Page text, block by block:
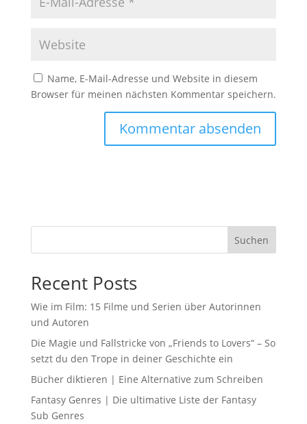
Name, E-Mail-Adresse und Website in diesem
Browser für meinen nächsten Kommentar speichern.
Suchen
Recent Posts
Wie im Film: 15 Filme und Serien über Autorinnen
und Autoren
Die Magie und Fallstricke von „Friends to Lovers“ – So
setzt du den Trope in deiner Geschichte ein
Bücher diktieren | Eine Alternative zum Schreiben
Fantasy Genres | Die ultimative Liste der Fantasy
Sub Genres